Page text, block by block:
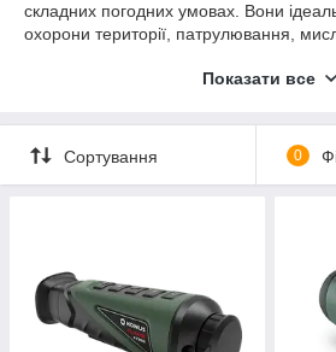
складних погодних умовах. Вони
охорони території, патрулювання,
Показати все
Сортування 0